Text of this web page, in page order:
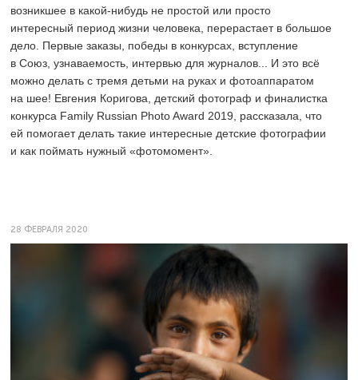
возникшее в какой-нибудь не простой или просто
интересный период жизни человека, перерастает в большое
дело. Первые заказы, победы в конкурсах, вступление
в Союз, узнаваемость, интервью для журналов... И это всё
можно делать с тремя детьми на руках и фотоаппаратом
на шее! Евгения Коригова, детский фотограф и финалистка
конкурса Family Russian Photo Award 2019, рассказала, что
ей помогает делать такие интересные детские фотографии
и как поймать нужный «фотомомент».
28 ФЕВРАЛЯ 2020